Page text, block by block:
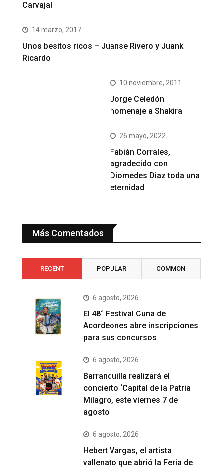
Carvajal
14 marzo, 2017
Unos besitos ricos – Juanse Rivero y Juank
Ricardo
10 noviembre, 2011
Jorge Celedón
homenaje a Shakira
26 mayo, 2022
Fabián Corrales,
agradecido con
Diomedes Diaz toda una
eternidad
Más Comentados
RECENT POPULAR COMMON
6 agosto, 2026
El 48° Festival Cuna de
Acordeones abre inscripciones
para sus concursos
6 agosto, 2026
Barranquilla realizará el
concierto ‘Capital de la Patria
Milagro, este viernes 7 de
agosto
6 agosto, 2026
Hebert Vargas, el artista
vallenato que abrió la Feria de